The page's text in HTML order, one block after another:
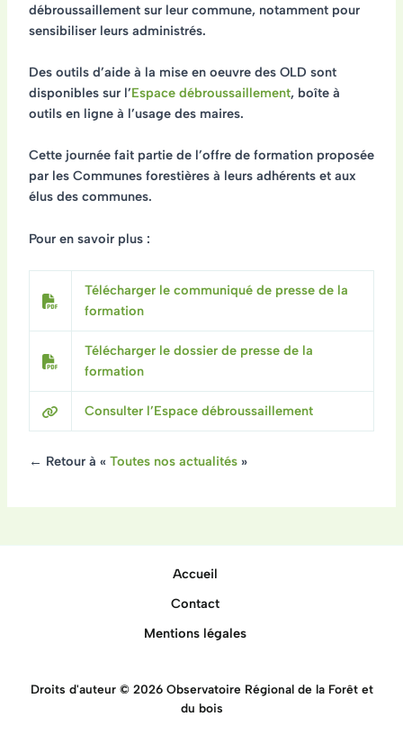
débroussaillement sur leur commune, notamment pour
sensibiliser leurs administrés.
Des outils d’aide à la mise en oeuvre des OLD sont
disponibles sur l’Espace débroussaillement, boîte à
outils en ligne à l’usage des maires.
Cette journée fait partie de l’offre de formation proposée
par les Communes forestières à leurs adhérents et aux
élus des communes.
Pour en savoir plus :
Télécharger le communiqué de presse de la
formation
Télécharger le dossier de presse de la
formation
Consulter l’Espace débroussaillement
← Retour à « Toutes nos actualités»
Accueil
Contact
Mentions légales
Droits d'auteur © 2026 Observatoire Régional de la Forêt et
du bois